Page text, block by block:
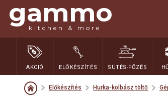
gammo
kitchen & more
AKCIÓ ELŐKÉSZÍTÉS SÜTÉS-FŐZÉS
Előkészítés Hurka-kolbász töltő